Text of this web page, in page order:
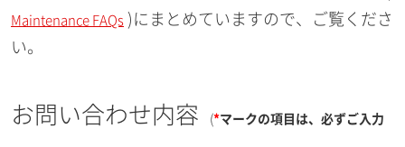
Maintenance FAQs )にまとめていますので、ご覧くださ
い。
お問い合わせ内容 (*マークの項目は、必ずご入力